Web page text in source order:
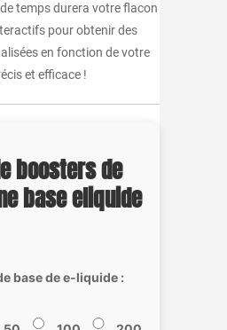
temps durera votre flacon
pour obtenir des
en fonction de votre
et efficace !
boosters de
base eliquide
base de e-liquide :